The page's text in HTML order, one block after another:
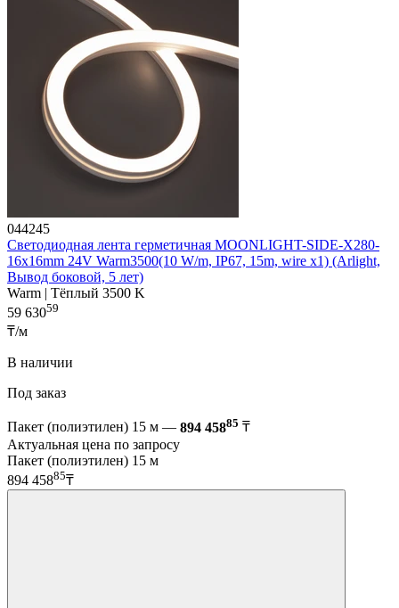
044245
Светодиодная лента герметичная MOONLIGHT-SIDE-X280-
16x16mm 24V Warm3500(10 W/m, IP67, 15m, wire x1) (Arlight,
Вывод боковой, 5 лет)
Warm | Тёплый 3500 K
59 63059
₸/м
В наличии
Под заказ
Пакет (полиэтилен) 15 м — 894 45885 ₸
Актуальная цена по запросу
Пакет (полиэтилен) 15 м
894 45885₸